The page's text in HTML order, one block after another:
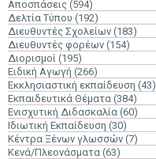
Αποσπάσεις (594)
Δελτία Τύπου (192)
Διευθυντές Σχολείων (183)
Διευθυντές φορέων (154)
Διορισμοί (195)
Ειδική Αγωγή (266)
Εκκλησιαστική εκπαίδευση (43)
Εκπαιδευτικά Θέματα (384)
Ενισχυτική Διδασκαλία (60)
Ιδιωτική Εκπαίδευση (30)
Κέντρα Ξένων γλωσσών (7)
Κενά/Πλεονάσματα (63)